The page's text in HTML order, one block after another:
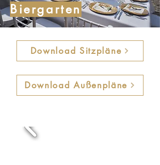
Biergarten
Download Sitzpläne
Download Außenpläne